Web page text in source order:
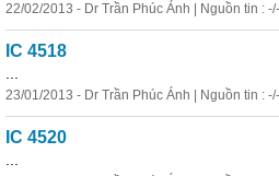
22/02/2013 - Dr Trần Phúc Ánh | Nguồn tin : -/-
IC 4518
23/01/2013 - Dr Trần Phúc Ánh | Nguồn tin : -/-
IC 4520